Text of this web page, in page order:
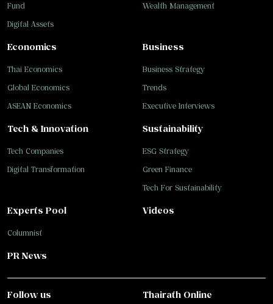
Fund
Digital Assets
Wealth Management
Business
Business Strategy
Trends
Executive Interviews
Tech & Innovation
Tech Companies
Digital Transformation
Sustainability
ESG Strategy
Green Finance
Tech For Sustainability
Economics
Thai Economics
Global Economics
ASEAN Economics
Experts Pool
Columnist
Videos
PR News
Follow us Thairath Online